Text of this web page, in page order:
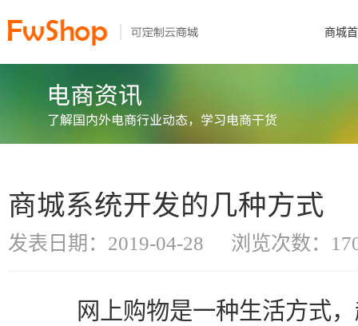
商城
商城系统开发的几种方式
发表日期：2019-04-28 浏览次数：
网上购物是一种生活方式，